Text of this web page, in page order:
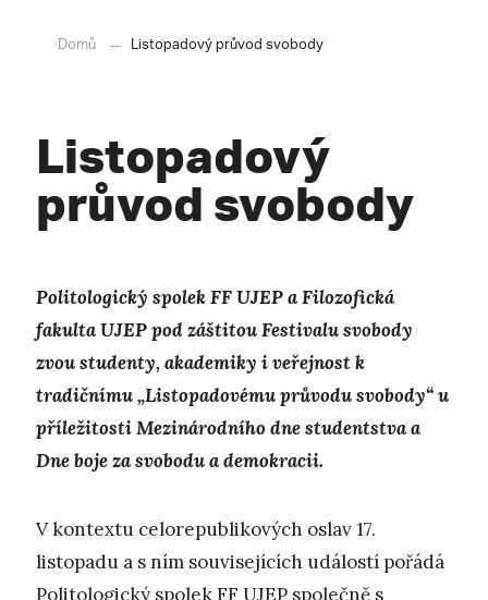
Domů Listopadový průvod svobody
Listopadový
průvod svobody
Politologický spolek FF UJEP a Filozofická
fakulta UJEP pod záštitou Festivalu svobody
zvou studenty, akademiky i veřejnost k
tradičnímu „Listopadovému průvodu svobody“ u
příležitosti Mezinárodního dne studentstva a
Dne boje za svobodu a demokracii.
V kontextu celorepublikových oslav 17.
listopadu a s ním souvisejících událostí pořádá
Politologický spolek FF UJEP společně s